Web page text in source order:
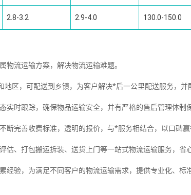
2.8-3.2 2.9-4.0 130.0-150.0
物流运输方案，解决物流运输难题。
区，可配送到乡镇，为客户解决*后一公里配送服务，并
实时跟踪，确保物品运输安全，并有严格的售后管理体制
断完善收费标准，透明的报价，与*服务相结合，以口碑赢
估、打包搬运拆装、送货上门等一站式物流运输服务，省
经验，为满足不同客户的物流运输需求，提供专业化、标